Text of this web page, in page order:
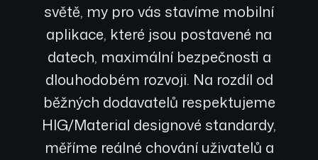
světě, my pro vás stavíme mobilní
aplikace, které jsou postavené na
datech, maximální bezpečnosti a
dlouhodobém rozvoji. Na rozdíl od
běžných dodavatelů respektujeme
HIG/Material designové standardy,
měříme reálné chování uživatelů a